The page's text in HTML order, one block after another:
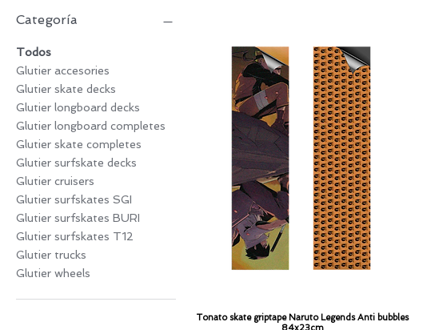
Categoría
Todos
Glutier accesories
Glutier skate decks
Glutier longboard decks
Glutier longboard completes
Glutier skate completes
Glutier surfskate decks
Glutier cruisers
Glutier surfskates SGI
Glutier surfskates BURI
Glutier surfskates T12
Glutier trucks
Glutier wheels
Vista rápida
Tonato skate griptape Naruto Legends Anti bubbles